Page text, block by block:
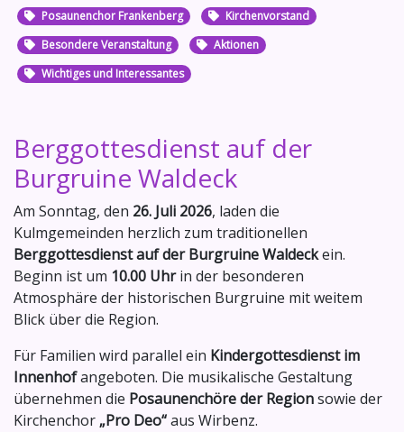
Posaunenchor Frankenberg
Kirchenvorstand
Besondere Veranstaltung
Aktionen
Wichtiges und Interessantes
Berggottesdienst auf der
Burgruine Waldeck
Am Sonntag, den 26. Juli 2026, laden die
Kulmgemeinden herzlich zum traditionellen
Berggottesdienst auf der Burgruine Waldeckein.
Beginn ist um 10.00 Uhrin der besonderen
Atmosphäre der historischen Burgruine mit weitem
Blick über die Region.
Für Familien wird parallel ein Kindergottesdienst im
Innenhofangeboten. Die musikalische Gestaltung
übernehmen die Posaunenchöre der Regionsowie der
Kirchenchor „Pro Deo“aus Wirbenz.